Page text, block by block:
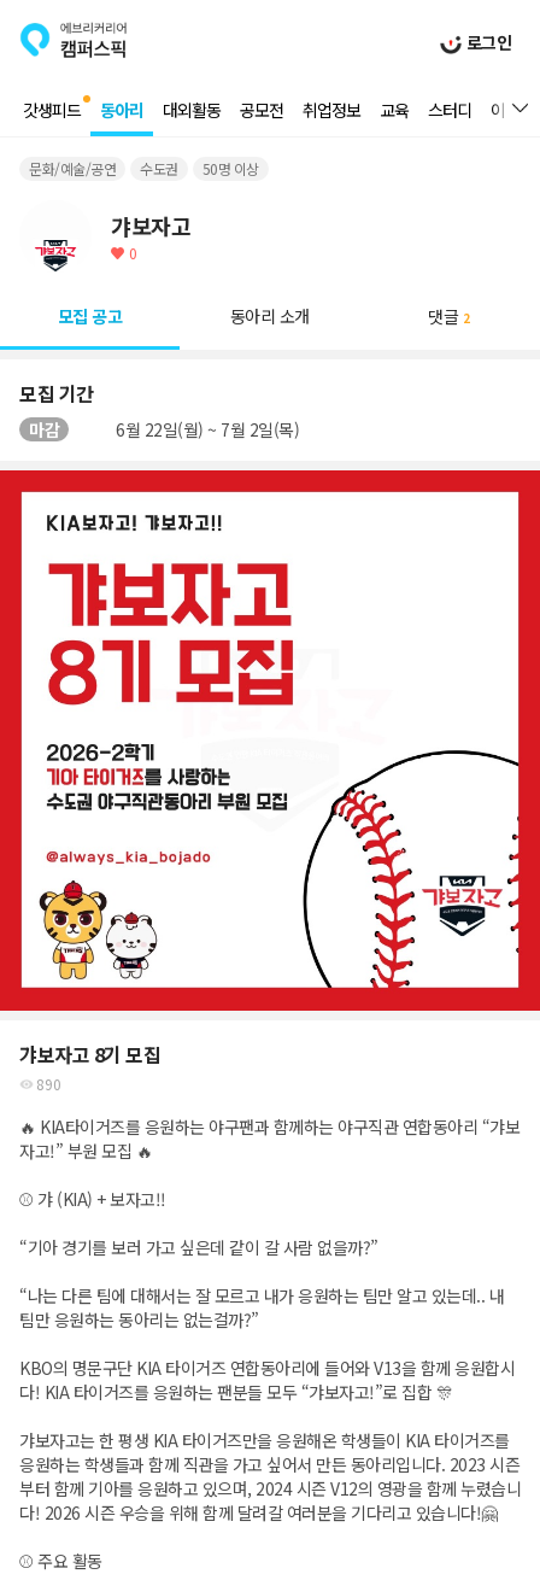
로그인
갓생피드 동아리 대외활동 공모전 취업정보 교육 스터디 이벤트
문화/예술/공연 수도권 50명 이상
갸보자고
0
모집 공고 동아리 소개 댓글 2
모집 기간
마감 6월 22일(월) ~ 7월 2일(목)
갸보자고 8기 모집
890
🔥 KIA타이거즈를 응원하는 야구팬과 함께하는 야구직관 연합동아리 “갸보
자고!” 부원 모집 🔥
⚾ 갸 (KIA) + 보자고!!
“기아 경기를 보러 가고 싶은데 같이 갈 사람 없을까?”
“나는 다른 팀에 대해서는 잘 모르고 내가 응원하는 팀만 알고 있는데.. 내
팀만 응원하는 동아리는 없는걸까?”
KBO의 명문구단 KIA 타이거즈 연합동아리에 들어와 V13을 함께 응원합시
다! KIA 타이거즈를 응원하는 팬분들 모두 “갸보자고!”로 집합 🎊
갸보자고는 한 평생 KIA 타이거즈만을 응원해온 학생들이 KIA 타이거즈를
응원하는 학생들과 함께 직관을 가고 싶어서 만든 동아리입니다. 2023 시즌
부터 함께 기아를 응원하고 있으며, 2024 시즌 V12의 영광을 함께 누렸습니
다! 2026 시즌 우승을 위해 함께 달려갈 여러분을 기다리고 있습니다!🤗
⚾ 주요 활동